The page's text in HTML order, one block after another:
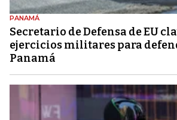
PANAMÁ
Secretario de Defensa de EU
ejercicios militares para
Panamá